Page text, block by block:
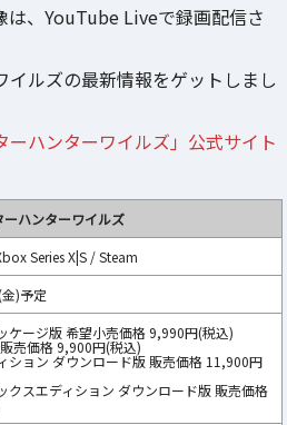
は、YouTube Liveで録画配信さ
イルズの最新情報をゲットしまし
ーハンターワイルズ」公式サイト
ーハンターワイルズ
Series X|S / Steam
)予定
ケージ版 希望小売価格 9,990円(税込)
売価格 9,900円(税込)
ション ダウンロード版 販売価格 11,900円
クスエディション ダウンロード版 販売価格